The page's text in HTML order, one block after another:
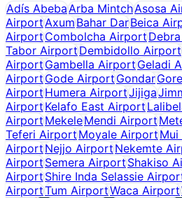
Adís AbebaArba MintchAsosa
AirportAxumBahar DarBeica
AirportCombolcha Airport
Tabor AirportDembidollo Airport
AirportGambella AirportGeladi
AirportGode AirportGondar
AirportHumera AirportJijiga
AirportKelafo East Airport
AirportMekeleMendi Airport
Teferi AirportMoyale AirportMui
AirportNejjo AirportNekemte
AirportSemera AirportShakiso
AirportShire Inda Selassie
AirportTum AirportWaca Airport